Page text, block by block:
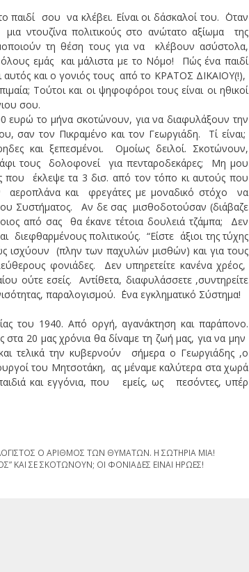
παιδί σου να κλέβει. Είναι οι δάσκαλοί του. ΄Οταν
ντουζίνα πολιτικούς στο ανώτατο αξίωμα της
τη θέση τους για να κλέβουν ασύστολα,
εμάς και μάλιστα με το Νόμο! Πώς ένα παιδί
και ο γονιός τους από το ΚΡΑΤΟΣ ΔΙΚΑΙΟΥ(!),
Τούτοι και οι ψηφοφόροι τους είναι οι ηθικοί
σου.
ευρώ το μήνα σκοτώνουν, για να διαφυλάξουν την
σαν τον Πικραμένο και τον Γεωργιάδη. Τί είναι;
και ξεπεσμένοι. Ομοίως δειλοί. Σκοτώνουν,
τους δολοφονεί για πενταροδεκάρες; Μη μου
που έκλεψε τα 3 δισ. από τον τόπο κι αυτούς που
αεροπλάνα και φρεγάτες με μοναδικό στόχο να
Συστήματος. Αν δε σας μισθοδοτούσαν (διάβαζε
από σας θα έκανε τέτοια δουλειά τζάμπα; Δεν
πολιτικούς. “Είστε άξιοι της τύχης
ισχύουν (πλην των παχυλών μισθών) και για τους
φονιάδες. Δεν υπηρετείτε κανένα χρέος,
ούτε εσείς. Αντίθετα, διαφυλάσσετε ,συντηρείτε
παραλογισμού. ΄Ενα εγκληματικό Σύστημα!
του 1940. Από οργή, αγανάκτηση και παράπονο.
20 μας χρόνια θα δίναμε τη ζωή μας, για να μην
τελικά την κυβερνούν σήμερα ο Γεωργιάδης ,ο
του Μητσοτάκη, ας μέναμε καλύτερα στα χωρά
και εγγόνια, που εμείς, ως πεσόντες, υπέρ
Ο ΑΡΙΘΜΟΣ ΤΩΝ ΘΥΜΑΤΩΝ. Η ΣΩΤΗΡΙΑ ΜΙΑ!
ΚΑΙ ΣΕ ΣΚΟΤΩΝΟΥΝ; ΟΙ ΦΟΝΙΑΔΕΣ ΕΙΝΑΙ ΗΡΩΕΣ!